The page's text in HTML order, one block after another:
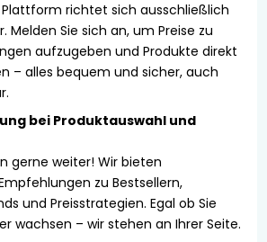
Plattform richtet sich ausschließlich
Melden Sie sich an, um Preise zu
aufzugeben und Produkte direkt
– alles bequem und sicher, auch
bei Produktauswahl und
gerne weiter! Wir bieten
zu Bestsellern,
und Preisstrategien. Egal ob Sie
wachsen – wir stehen an Ihrer Seite.